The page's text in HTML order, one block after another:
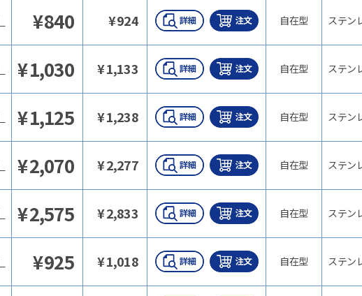
¥840 ¥924
¥1,030 ¥1,133
¥1,125 ¥1,238
¥2,070 ¥2,277
¥2,575 ¥2,833
¥925 ¥1,018
自在型 ステン
自在型 ステン
自在型 ステン
自在型 ステン
自在型 ステン
自在型 ステン